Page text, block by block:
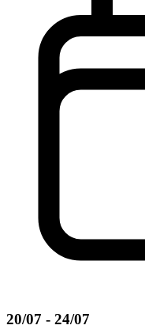
20/07 - 24/07